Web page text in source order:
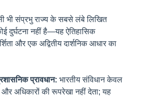
भी संप्रभु राज्य के सबसे लंबे लिखित
दुर्घटना नहीं है—यह ऐतिहासिक
और एक अद्वितीय दार्शनिक आधार का
प्रावधान: भारतीय संविधान केवल
और अधिकारों की रूपरेखा नहीं देता; यह